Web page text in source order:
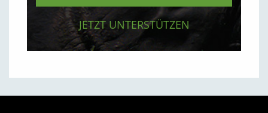
JETZT UNTERSTÜTZEN